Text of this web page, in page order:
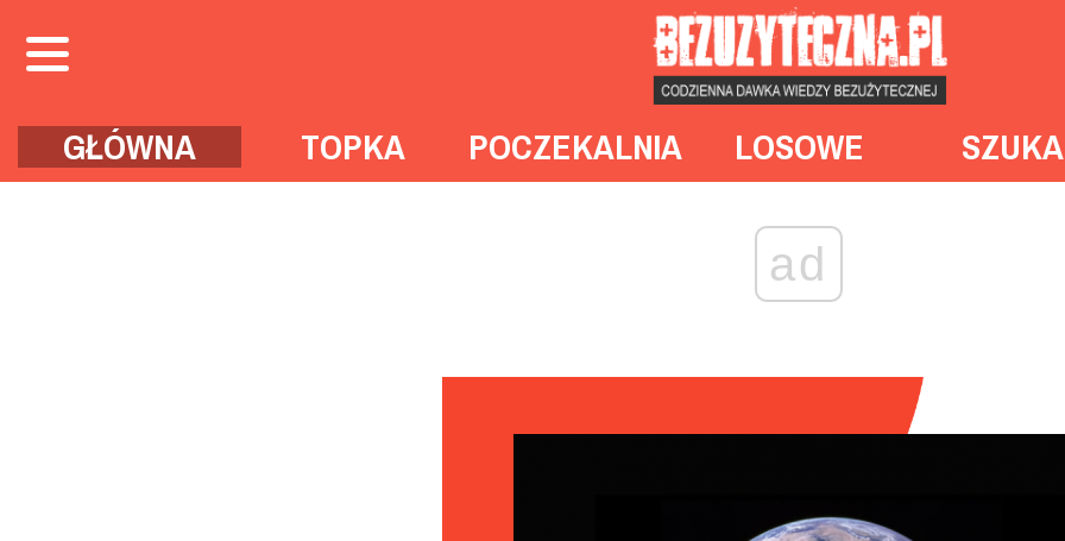
GŁÓWNA TOPKA POCZEKALNIA LOSOWE
ad